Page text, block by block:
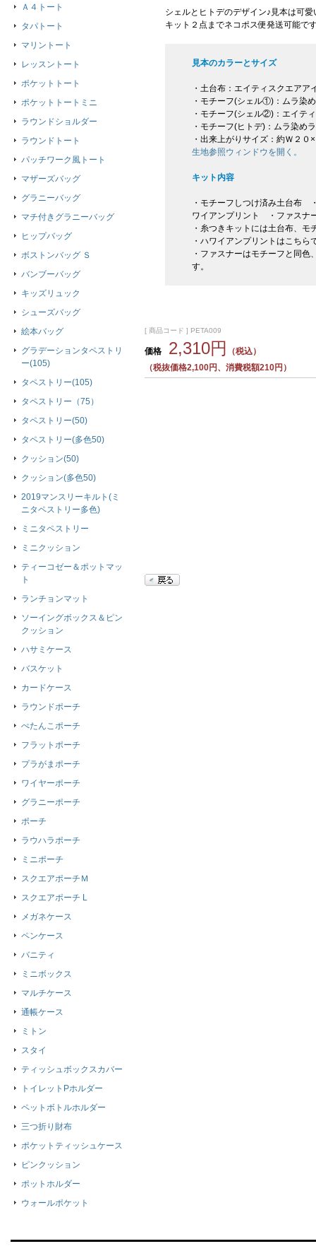
シェルとヒトデのデザイン♪見本は可
キット２点までネコポス便発送可能で
見本のカラーとサイズ
・土台布：エイティスクエアア
・モチーフ(シェル①)：ムラ染
・モチーフ(シェル②)：エイテ
・モチーフ(ヒトデ)：ムラ染め
・出来上がりサイズ：約Ｗ２０
生地参照ウィンドウを開く。
キット内容
・モチーフしつけ済み土台布
ワイアンプリント ・ファス
・糸つきキットには土台布、
・ハワイアンプリントはこちら
・ファスナーはモチーフと同
す。
[ 商品コード ] PETA009
価格 2,310円
（税込）
（税抜価格2,100円、消費税額210円）
Ａ４トート
タパトート
マリントート
レッスントート
ポケットトート
ポケットトートミニ
ラウンドショルダー
ラウンドトート
パッチワーク風トート
マザーズバッグ
グラニーバッグ
マチ付きグラニーバッグ
ヒップバッグ
ボストンバッグ Ｓ
バンブーバッグ
キッズリュック
シューズバッグ
絵本バッグ
グラデーションタペストリ
ー(105)
タペストリー(105)
タペストリー（75）
タペストリー(50)
タペストリー(多色50)
クッション(50)
クッション(多色50)
2019マンスリーキルト(ミ
ニタペストリー多色)
ミニタペストリー
ミニクッション
ティーコゼー＆ポットマッ
ト
ランチョンマット
ソーイングボックス＆ピン
クッション
ハサミケース
バスケット
カードケース
ラウンドポーチ
ぺたんこポーチ
フラットポーチ
プラがまポーチ
ワイヤーポーチ
グラニーポーチ
ポーチ
ラウハラポーチ
ミニポーチ
スクエアポーチＭ
スクエアポーチ L
メガネケース
ペンケース
バニティ
ミニボックス
マルチケース
通帳ケース
ミトン
スタイ
ティッシュボックスカバー
トイレットPホルダー
ペットボトルホルダー
三つ折り財布
ポケットティッシュケース
ピンクッション
ポットホルダー
ウォールポケット